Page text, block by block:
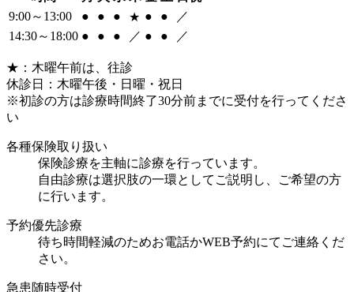
9:00～13:00
● ● ● ★ ● ●
／
14:30～18:00 ● ● ● ／ ● ● ／
★ ：木曜午前は、往診
休診日：木曜午後・日曜・祝日
※初診の方は診療時間終了30分前までに受付を行ってくださ
い
各種保険取り扱い
保険診療を主軸に診療を行っています。
自由診療は選択肢の一環としてご説明し、ご希望の方
に行います。
予約優先診療
待ち時間軽減のためお電話かWEB予約にてご連絡くだ
さい。
急患随時受付